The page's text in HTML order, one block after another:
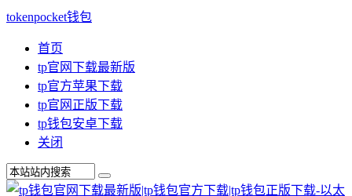
tokenpocket钱包
首页
tp官网下载最新版
tp官方苹果下载
tp官网正版下载
tp钱包安卓下载
关闭